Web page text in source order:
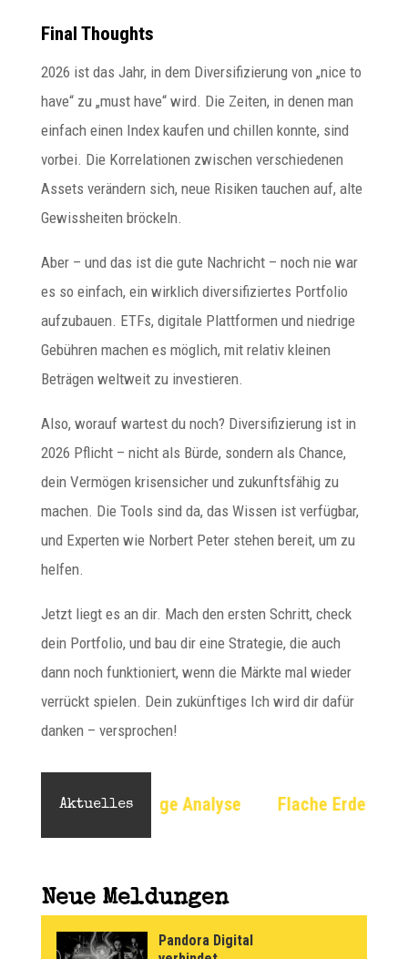
Final Thoughts
2026 ist das Jahr, in dem Diversifizierung von „nice to
have“ zu „must have“ wird. Die Zeiten, in denen man
einfach einen Index kaufen und chillen konnte, sind
vorbei. Die Korrelationen zwischen verschiedenen
Assets verändern sich, neue Risiken tauchen auf, alte
Gewissheiten bröckeln.
Aber – und das ist die gute Nachricht – noch nie war
es so einfach, ein wirklich diversifiziertes Portfolio
aufzubauen. ETFs, digitale Plattformen und niedrige
Gebühren machen es möglich, mit relativ kleinen
Beträgen weltweit zu investieren.
Also, worauf wartest du noch? Diversifizierung ist in
2026 Pflicht – nicht als Bürde, sondern als Chance,
dein Vermögen krisensicher und zukunftsfähig zu
machen. Die Tools sind da, das Wissen ist verfügbar,
und Experten wie Norbert Peter stehen bereit, um zu
helfen.
Jetzt liegt es an dir. Mach den ersten Schritt, check
dein Portfolio, und bau dir eine Strategie, die auch
dann noch funktioniert, wenn die Märkte mal wieder
verrückt spielen. Dein zukünftiges Ich wird dir dafür
danken – versprochen!
Aktuelles
Analyse Flache Erde: Eine unkonventionelle
Neue Meldungen
Pandora Digital